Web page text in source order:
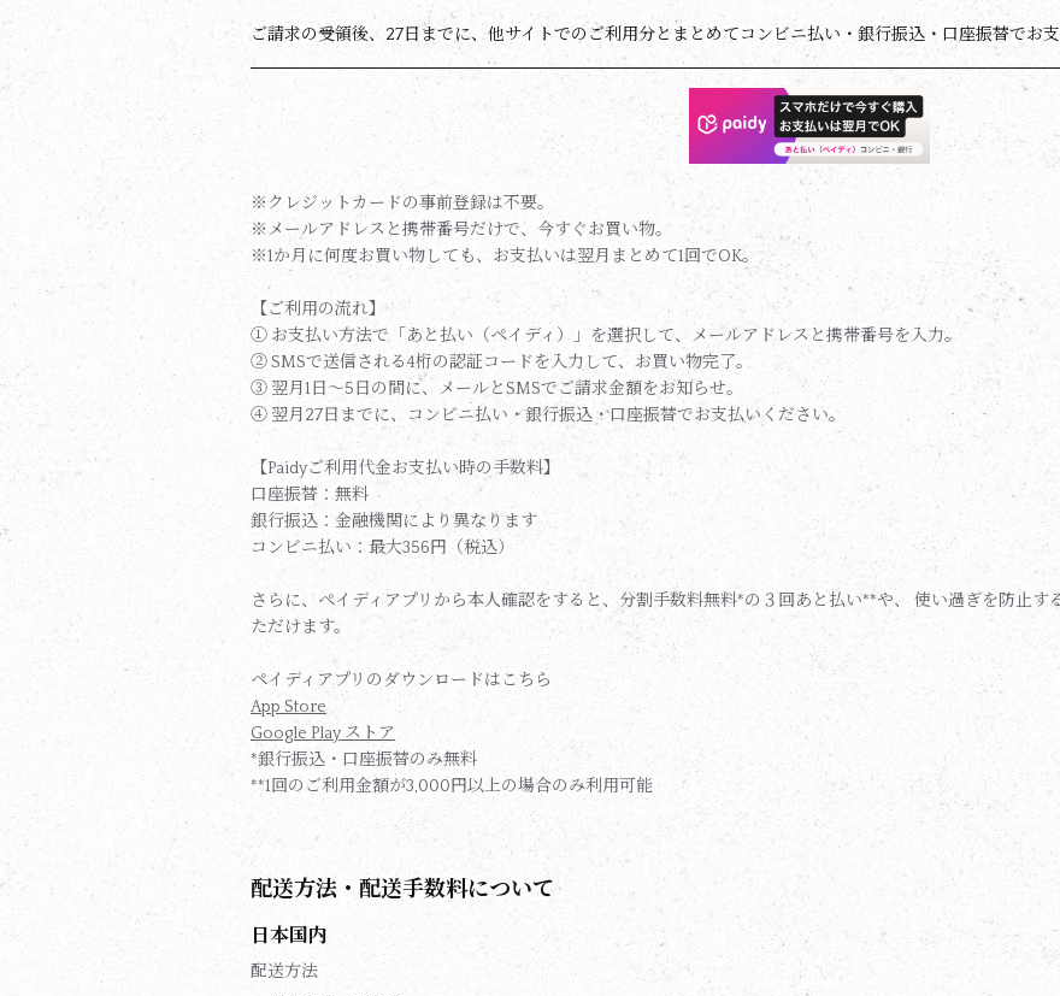
ご請求の受領後、27日までに、他サイトでのご利用分とまとめてコンビニ払い・銀行振込・口座振替でお支
※クレジットカードの事前登録は不要。
※メールアドレスと携帯番号だけで、今すぐお買い物。
※1か月に何度お買い物しても、お支払いは翌月まとめて1回でOK。
【ご利用の流れ】
① お支払い方法で「あと払い（ペイディ）」を選択して、メールアドレスと携帯番号を入力。
② SMSで送信される4桁の認証コードを入力して、お買い物完了。
③ 翌月1日～5日の間に、メールとSMSでご請求金額をお知らせ。
④ 翌月27日までに、コンビニ払い・銀行振込・口座振替でお支払いください。
【Paidyご利用代金お支払い時の手数料】
口座振替：無料
銀行振込：金融機関により異なります
コンビニ払い：最大356円（税込）
さらに、ペイディアプリから本人確認をすると、分割手数料無料*の３回あと払い**や、 使い過ぎを防止す
ただけます。
ペイディアプリのダウンロードはこちら
App Store
Google Play ストア
*銀行振込・口座振替のみ無料
**1回のご利用金額が3,000円以上の場合のみ利用可能
配送方法・配送手数料について
日本国内
配送方法